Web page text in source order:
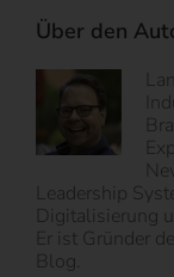
Über den
Leadership
Digitalisierung
Er ist Gründer
Blog.